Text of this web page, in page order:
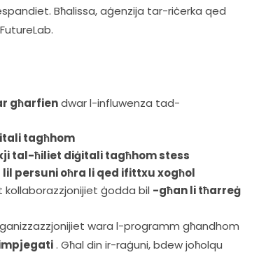
Bħalissa, aġenzija tar-riċerka qed
għarfiendwar l-influwenza tad-
tagħhom
tal-ħiliet diġitali tagħhom stess
persuni oħra li qed ifittxu xogħol
ġodda bil -għan li tħarreġ
wara l-programm għandhom
. Għal din ir-raġuni, bdew joħolqu